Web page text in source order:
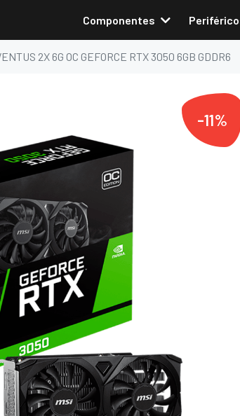
Componentes
2X 6G OC GEFORCE RTX 3050 6GB GDDR6
-11%